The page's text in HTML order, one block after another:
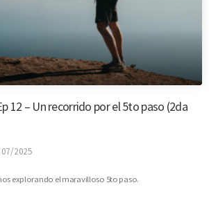
12 – Un recorrido por el 5to paso (2da
2025
explorando el maravilloso 5to paso.